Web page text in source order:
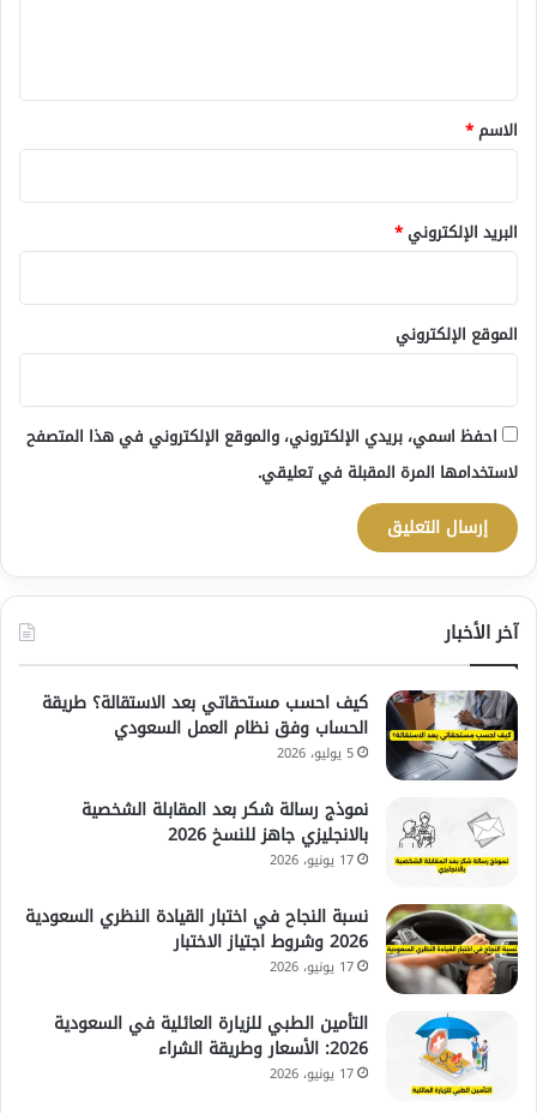
*
الاسم*
البريد الإلكتروني*
الموقع الإلكتروني
احفظ اسمي، بريدي الإلكتروني، والموقع الإلكتروني في هذا المتصفح
لاستخدامها المرة المقبلة في تعليقي.
آخر الأخبار
كيف احسب مستحقاتي بعد الاستقالة؟ طريقة
الحساب وفق نظام العمل السعودي
5 يوليو، 2026
نموذج رسالة شكر بعد المقابلة الشخصية
بالانجليزي جاهز للنسخ 2026
17 يونيو، 2026
نسبة النجاح في اختبار القيادة النظري السعودية
2026 وشروط اجتياز الاختبار
17 يونيو، 2026
التأمين الطبي للزيارة العائلية في السعودية
2026: الأسعار وطريقة الشراء
17 يونيو، 2026